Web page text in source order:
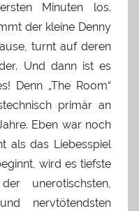
Minuten los.
der kleine Denny
turnt auf deren
Und dann ist es
Denn „The Room“
primär an
Eben war noch
als das Liebesspiel
wird es tiefste
unerotischsten,
nervtötendsten